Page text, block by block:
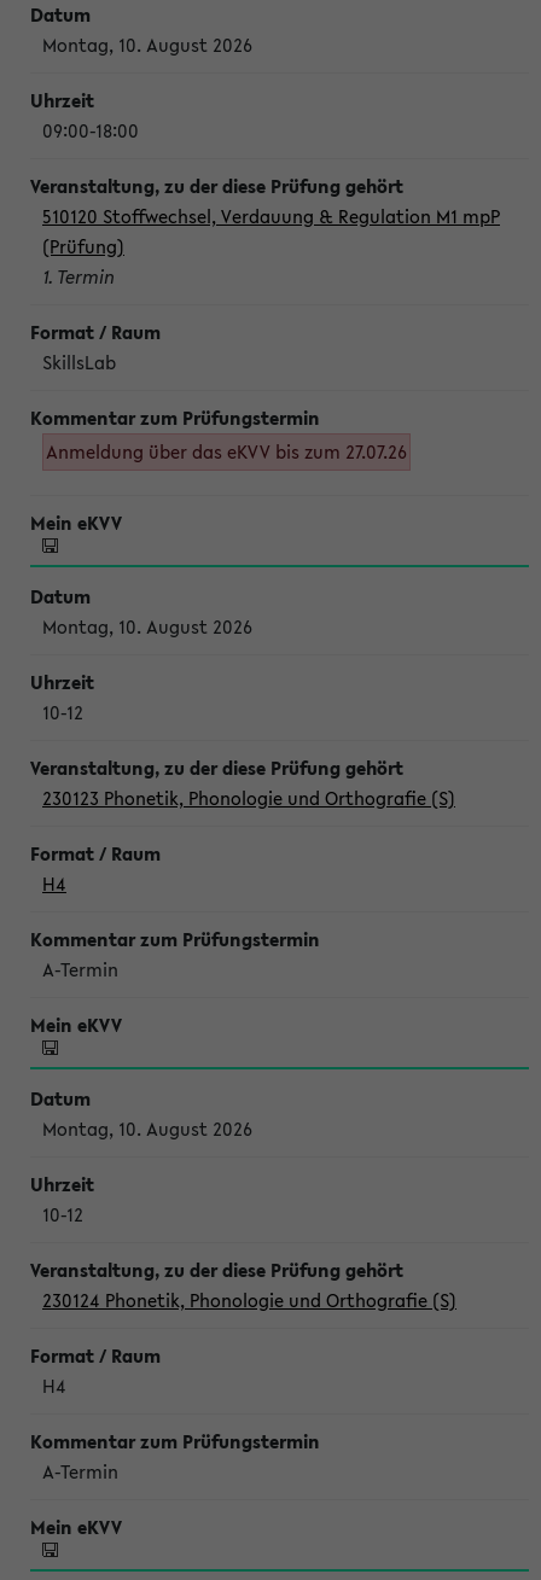
Montag, 10. August 2026
09:00-18:00
510120 Stoffwechsel, Verdauung & Regulation M1 mpP
(Prüfung)
1. Termin
SkillsLab
Anmeldung über das eKVV bis zum 27.07.26
Montag, 10. August 2026
10-12
230123 Phonetik, Phonologie und Orthografie (S)
H4
A-Termin
Montag, 10. August 2026
10-12
230124 Phonetik, Phonologie und Orthografie (S)
H4
A-Termin